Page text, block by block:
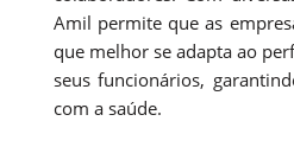
Amil permite que as
que melhor se adapta ao
seus funcionários,
com a saúde.